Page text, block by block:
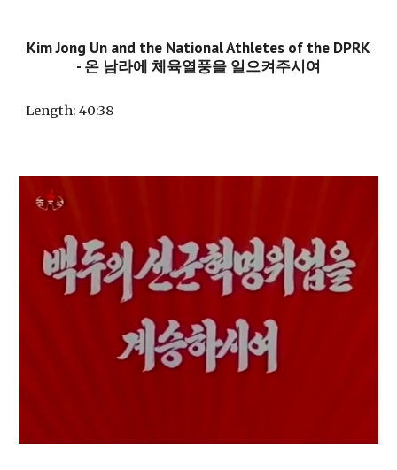
Kim Jong Un and the National Athletes of the DPRK
- 온 남라에 체육열풍을 일으켜주시여
Length: 40:38